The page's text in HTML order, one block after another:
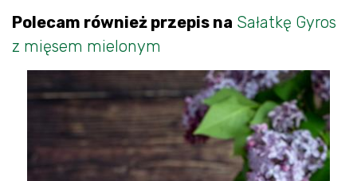
Polecam również przepis na Sałatkę Gyros
z mięsem mielonym